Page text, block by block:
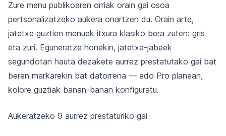
Zure menu publikoaren orriak orain gai osoa
pertsonalizatzeko aukera onartzen du. Orain arte,
jatetxe guztien menuek itxura klasiko bera zuten: gris
eta zuri. Eguneratze honekin, jatetxe-jabeek
segundotan hauta dezakete aurrez prestatutako gai bat
beren markarekin bat datorrena — edo Pro planean,
kolore guztiak banan-banan konfiguratu.
Aukeratzeko 9 aurrez prestaturiko gai